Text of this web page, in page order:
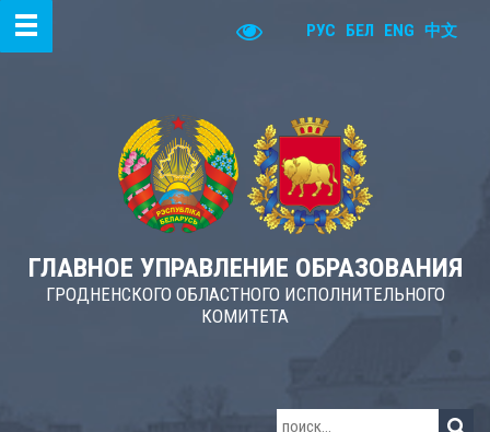
РУС БЕЛ ENG 中文
ГЛАВНОЕ УПРАВЛЕНИЕ ОБРАЗОВАНИЯ
ГРОДНЕНСКОГО ОБЛАСТНОГО ИСПОЛНИТЕЛЬНОГО
КОМИТЕТА